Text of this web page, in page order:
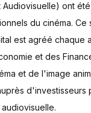
ont
du cinéma. Ce
est agréé chaque
et des
et de l'image
d'investisseurs